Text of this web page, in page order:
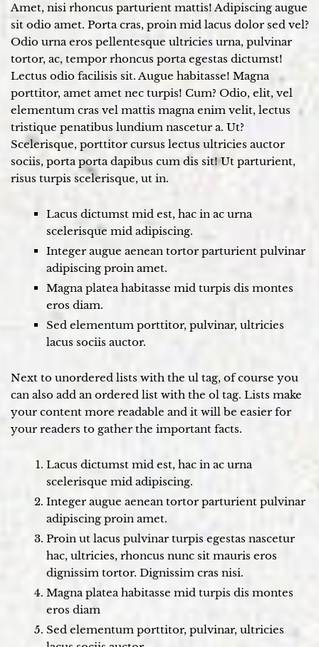
Amet, nisi rhoncus parturient mattis! Adipiscing augue
sit odio amet. Porta cras, proin mid lacus dolor sed vel?
Odio urna eros pellentesque ultricies urna, pulvinar
tortor, ac, tempor rhoncus porta egestas dictumst!
Lectus odio facilisis sit. Augue habitasse! Magna
porttitor, amet amet nec turpis! Cum? Odio, elit, vel
elementum cras vel mattis magna enim velit, lectus
tristique penatibus lundium nascetur a. Ut?
Scelerisque, porttitor cursus lectus ultricies auctor
sociis, porta porta dapibus cum dis sit! Ut parturient,
risus turpis scelerisque, ut in.
Lacus dictumst mid est, hac in ac urna
scelerisque mid adipiscing.
Integer augue aenean tortor parturient pulvinar
adipiscing proin amet.
Magna platea habitasse mid turpis dis montes
eros diam.
Sed elementum porttitor, pulvinar, ultricies
lacus sociis auctor.
Next to unordered lists with the ul tag, of course you
can also add an ordered list with the ol tag. Lists make
your content more readable and it will be easier for
your readers to gather the important facts.
Lacus dictumst mid est, hac in ac urna
scelerisque mid adipiscing.
Integer augue aenean tortor parturient pulvinar
adipiscing proin amet.
Proin ut lacus pulvinar turpis egestas nascetur
hac, ultricies, rhoncus nunc sit mauris eros
dignissim tortor. Dignissim cras nisi.
Magna platea habitasse mid turpis dis montes
eros diam
Sed elementum porttitor, pulvinar, ultricies